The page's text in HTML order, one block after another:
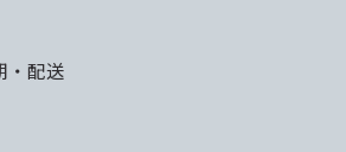
・配送